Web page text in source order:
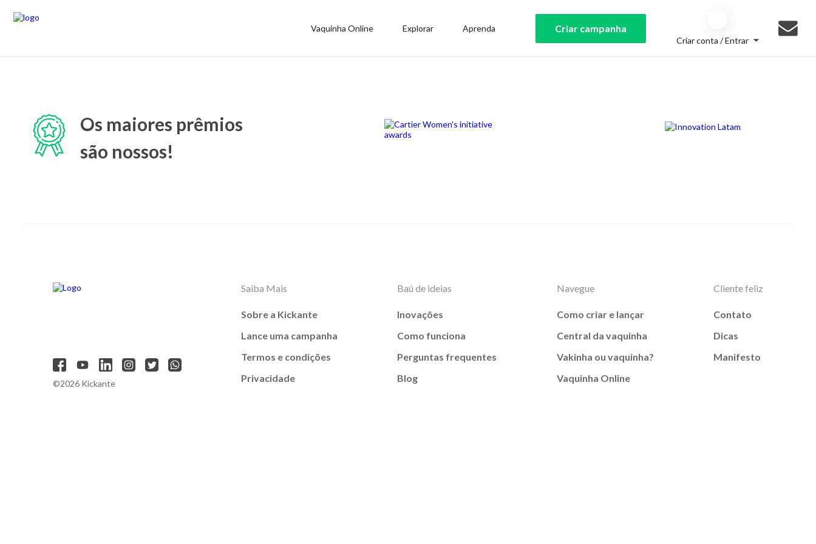
Vaquinha Online Explorar Aprenda Criar campanha
Criar conta / Entrar
Os maiores prêmios
são nossos!
©2026 Kickante
Saiba Mais
Sobre a Kickante
Lance uma campanha
Termos e condições
Privacidade
Baú de ideias
Inovações
Como funciona
Perguntas frequentes
Blog
Navegue
Como criar e lançar
Central da vaquinha
Vakinha ou vaquinha?
Vaquinha Online
Cliente feliz
Contato
Dicas
Manifesto